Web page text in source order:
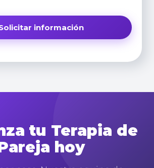
tu Terapia de
hoy